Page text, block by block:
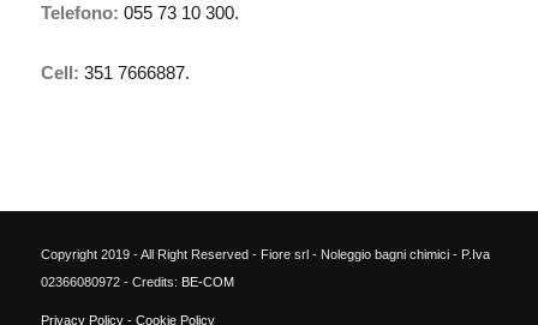
Telefono: 055 73 10 300.
Cell: 351 7666887.
Copyright 2019 - All Right Reserved - Fiore srl - Noleggio bagni chimici - P.Iva
02366080972 - Credits: BE-COM
Privacy Policy- Cookie Policy